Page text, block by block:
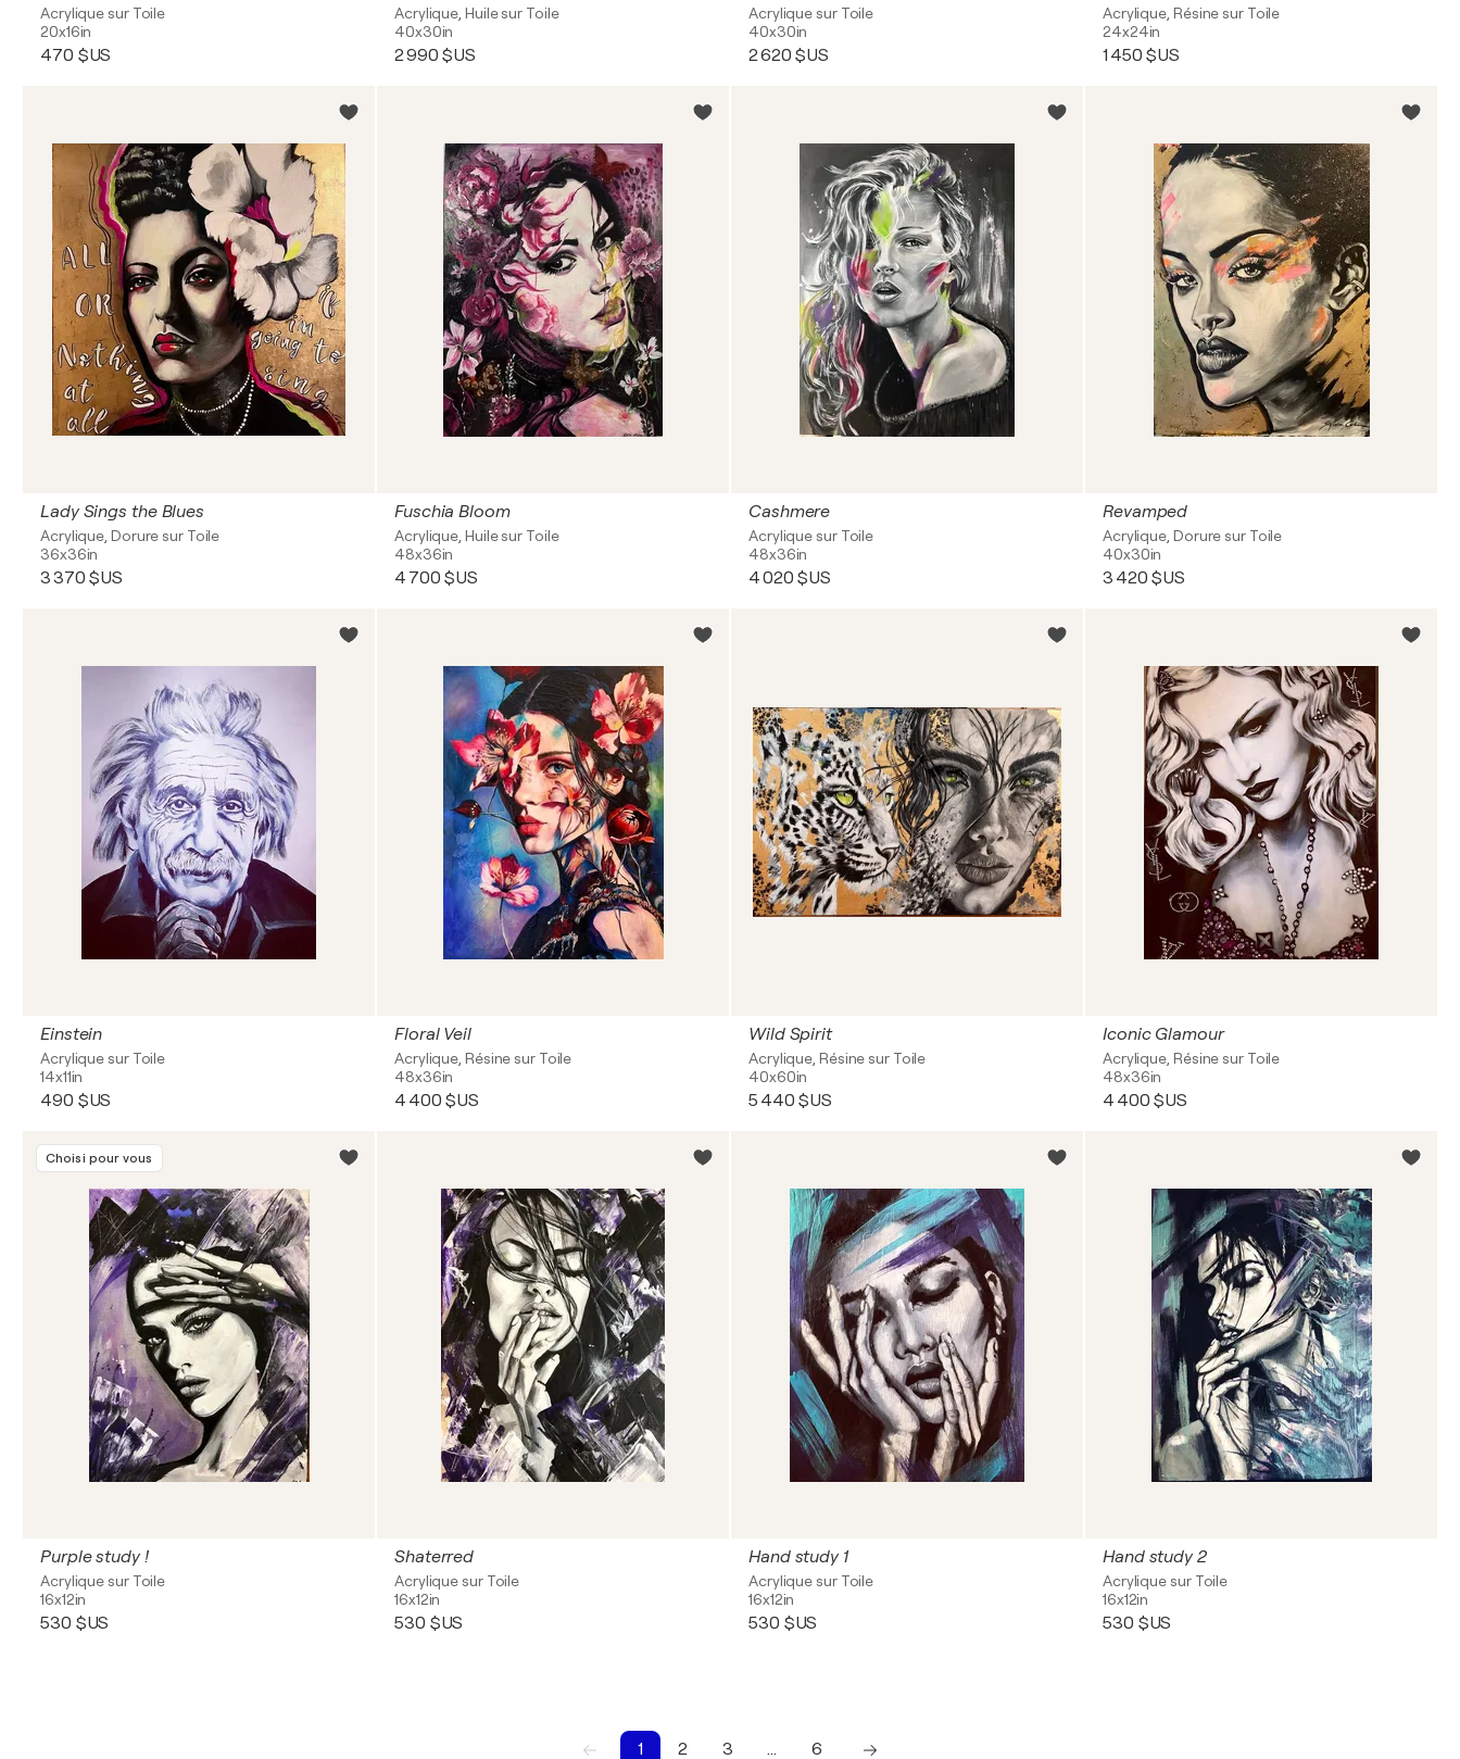
Acrylique sur Toile
20x16in
470 $US
Acrylique, Huile sur Toile
40x30in
2 990 $US
Acrylique sur Toile
40x30in
2 620 $US
Acrylique, Résine sur Toile
24x24in
1 450 $US
Lady Sings the Blues
Acrylique, Dorure sur Toile
36x36in
3 370 $US
Fuschia Bloom
Acrylique, Huile sur Toile
48x36in
4 700 $US
Cashmere
Acrylique sur Toile
48x36in
4 020 $US
Revamped
Acrylique, Dorure sur Toile
40x30in
3 420 $US
Einstein
Acrylique sur Toile
14x11in
490 $US
Floral Veil
Acrylique, Résine sur Toile
48x36in
4 400 $US
Wild Spirit
Acrylique, Résine sur Toile
40x60in
5 440 $US
Iconic Glamour
Acrylique, Résine sur Toile
48x36in
4 400 $US
Choisi pour vous
Purple study !
Acrylique sur Toile
16x12in
530 $US
Shaterred
Acrylique sur Toile
16x12in
530 $US
Hand study 1
Acrylique sur Toile
16x12in
530 $US
Hand study 2
Acrylique sur Toile
16x12in
530 $US
1 2 3 … 6